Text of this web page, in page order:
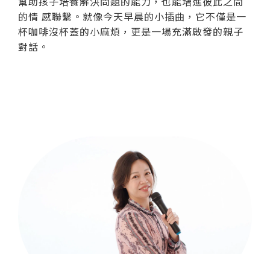
的情 感聯繫。就像今天早晨的小插曲，它不僅是一
杯咖啡沒杯蓋的小麻煩，更是一場充滿啟發的親子
對話。